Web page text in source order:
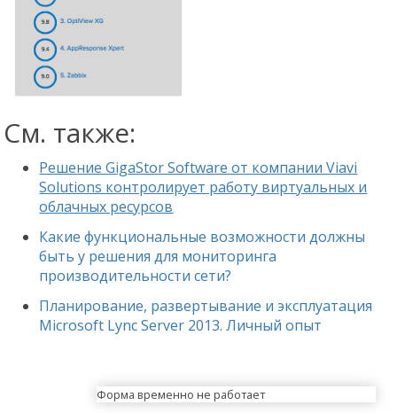
См. также:
Решение GigaStor Software от компании Viavi
Solutions контролирует работу виртуальных и
облачных ресурсов
Какие функциональные возможности должны
быть у решения для мониторинга
производительности сети?
Планирование, развертывание и эксплуатация
Microsoft Lync Server 2013. Личный опыт
Форма временно не работает